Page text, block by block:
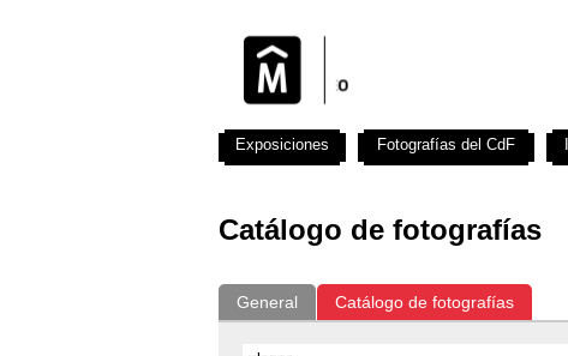
Catálogo de fotografías
General Catálogo de fotografías
Exposiciones Fotografías del CdF